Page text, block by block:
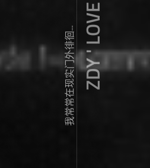
我常常在现实门外徘徊...ZDY ' LOVE